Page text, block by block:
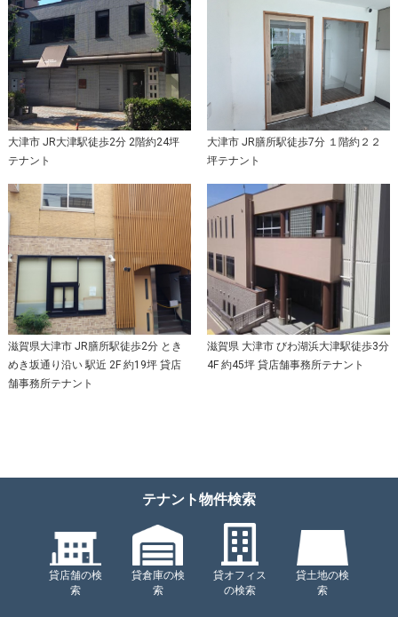
大津市 JR大津駅徒歩2分 2階約24坪
テナント
大津市 JR膳所駅徒歩7分 １階約２２
坪テナント
滋賀県大津市 JR膳所駅徒歩2分 とき
めき坂通り沿い 駅近 2F 約19坪 貸店
舗事務所テナント
滋賀県 大津市 びわ湖浜大津駅徒歩3分
4F 約45坪 貸店舗事務所テナント
テナント物件検索
貸店舗の検
索
貸倉庫の検
索
貸オフィス
の検索
貸土地の検
索